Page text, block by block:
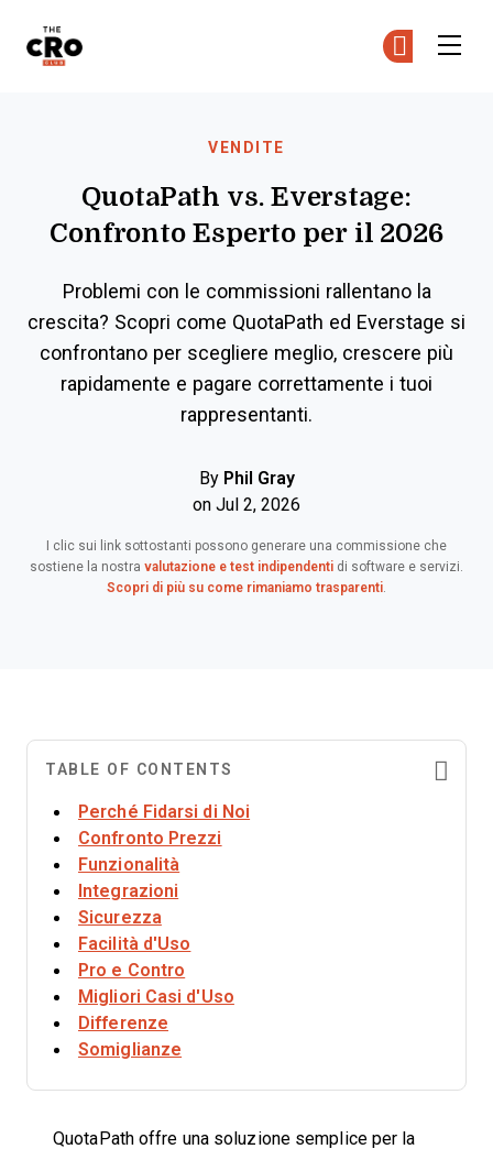
VENDITE
QuotaPath vs. Everstage:
Confronto Esperto per il 2026
Problemi con le commissioni rallentano la
crescita? Scopri come QuotaPath ed Everstage si
confrontano per scegliere meglio, crescere più
rapidamente e pagare correttamente i tuoi
rappresentanti.
By Phil Gray
on Jul 2, 2026
I clic sui link sottostanti possono generare una commissione che
sostiene la nostra valutazione e test indipendenti di software e servizi.
Scopri di più su come rimaniamo trasparenti.
TABLE OF CONTENTS
Perché Fidarsi di Noi
Confronto Prezzi
Funzionalità
Integrazioni
Sicurezza
Facilità d'Uso
Pro e Contro
Migliori Casi d'Uso
Differenze
Somiglianze
QuotaPath offre una soluzione semplice per la